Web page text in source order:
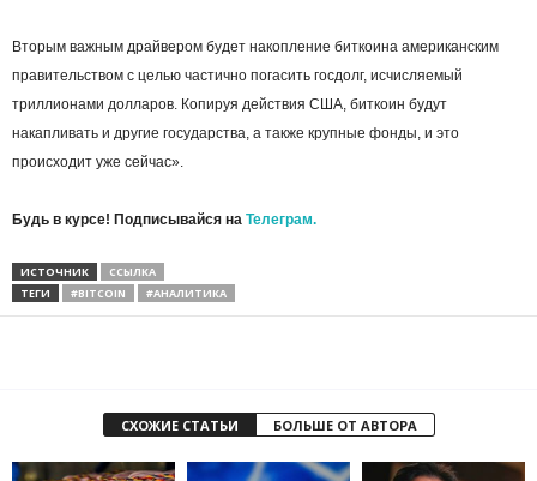
Вторым важным драйвером будет накопление биткоина американским
правительством с целью частично погасить госдолг, исчисляемый
триллионами долларов. Копируя действия США, биткоин будут
накапливать и другие государства, а также крупные фонды, и это
происходит уже сейчас».
Будь в курсе! Подписывайся на Телеграм.
ИСТОЧНИК
ССЫЛКА
ТЕГИ
#BITCOIN #АНАЛИТИКА
СХОЖИЕ СТАТЬИ БОЛЬШЕ ОТ АВТОРА